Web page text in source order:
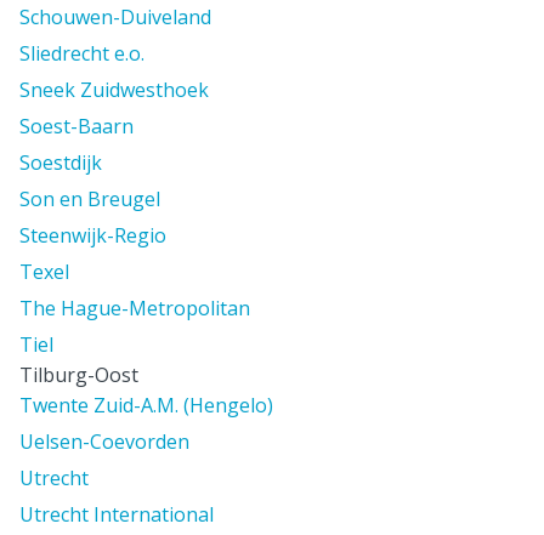
Schouwen-Duiveland
Sliedrecht e.o.
Sneek Zuidwesthoek
Soest-Baarn
Soestdijk
Son en Breugel
Steenwijk-Regio
Texel
The Hague-Metropolitan
Tiel
Tilburg-Oost
Twente Zuid-A.M. (Hengelo)
Uelsen-Coevorden
Utrecht
Utrecht International